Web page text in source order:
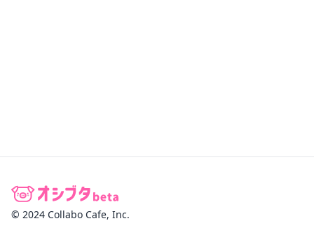
© 2024 Collabo Cafe, Inc.